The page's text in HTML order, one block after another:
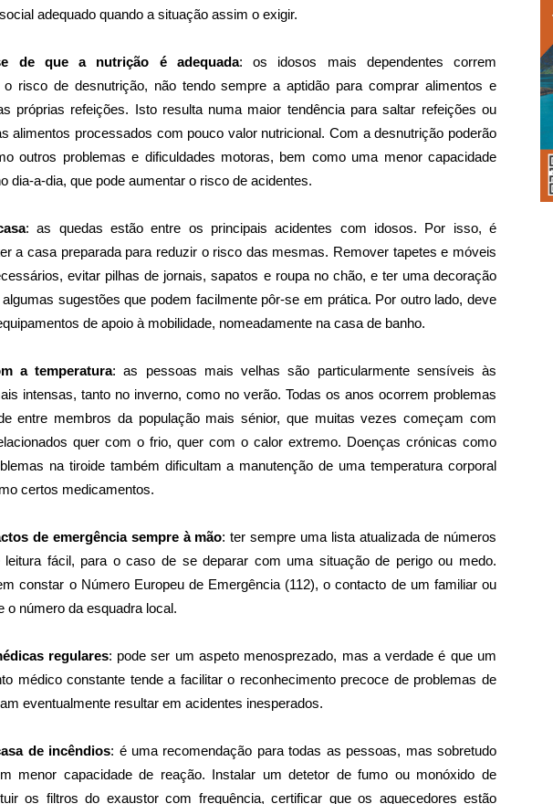
adequado quando a situação assim o exigir.
de que a nutrição é adequada: os idosos mais dependentes correm
o risco de desnutrição, não tendo sempre a aptidão para comprar alimentos e
próprias refeições. Isto resulta numa maior tendência para saltar refeições ou
alimentos processados com pouco valor nutricional. Com a desnutrição poderão
outros problemas e dificuldades motoras, bem como uma menor capacidade
dia-a-dia, que pode aumentar o risco de acidentes.
: as quedas estão entre os principais acidentes com idosos. Por isso, é
a casa preparada para reduzir o risco das mesmas. Remover tapetes e móveis
evitar pilhas de jornais, sapatos e roupa no chão, e ter uma decoração
sugestões que podem facilmente pôr-se em prática. Por outro lado, deve
de apoio à mobilidade, nomeadamente na casa de banho.
a temperatura: as pessoas mais velhas são particularmente sensíveis às
intensas, tanto no inverno, como no verão. Todas os anos ocorrem problemas
entre membros da população mais sénior, que muitas vezes começam com
quer com o frio, quer com o calor extremo. Doenças crónicas como
na tiroide também dificultam a manutenção de uma temperatura corporal
certos medicamentos.
de emergência sempre à mão: ter sempre uma lista atualizada de números
leitura fácil, para o caso de se deparar com uma situação de perigo ou medo.
constar o Número Europeu de Emergência (112), o contacto de um familiar ou
o número da esquadra local.
regulares: pode ser um aspeto menosprezado, mas a verdade é que um
médico constante tende a facilitar o reconhecimento precoce de problemas de
eventualmente resultar em acidentes inesperados.
de incêndios: é uma recomendação para todas as pessoas, mas sobretudo
menor capacidade de reação. Instalar um detetor de fumo ou monóxido de
os filtros do exaustor com frequência, certificar que os aquecedores estão